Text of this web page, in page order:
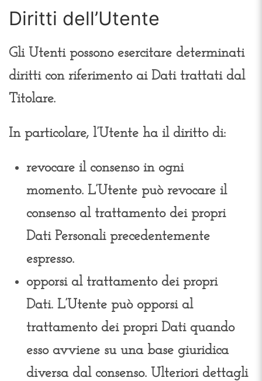
Diritti dell’Utente
Gli Utenti possono esercitare determinati
diritti con riferimento ai Dati trattati dal
Titolare.
In particolare, l’Utente ha il diritto di:
revocare il consenso in ogni
momento. L’Utente può revocare il
consenso al trattamento dei propri
Dati Personali precedentemente
espresso.
opporsi al trattamento dei propri
Dati. L’Utente può opporsi al
trattamento dei propri Dati quando
esso avviene su una base giuridica
diversa dal consenso. Ulteriori dettagli